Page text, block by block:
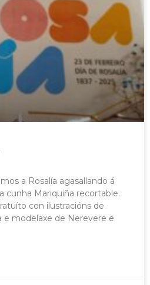
a Rosalía agasallando á
cunha Mariquiña recortable.
con ilustracións de
e modelaxe de Nerevere e